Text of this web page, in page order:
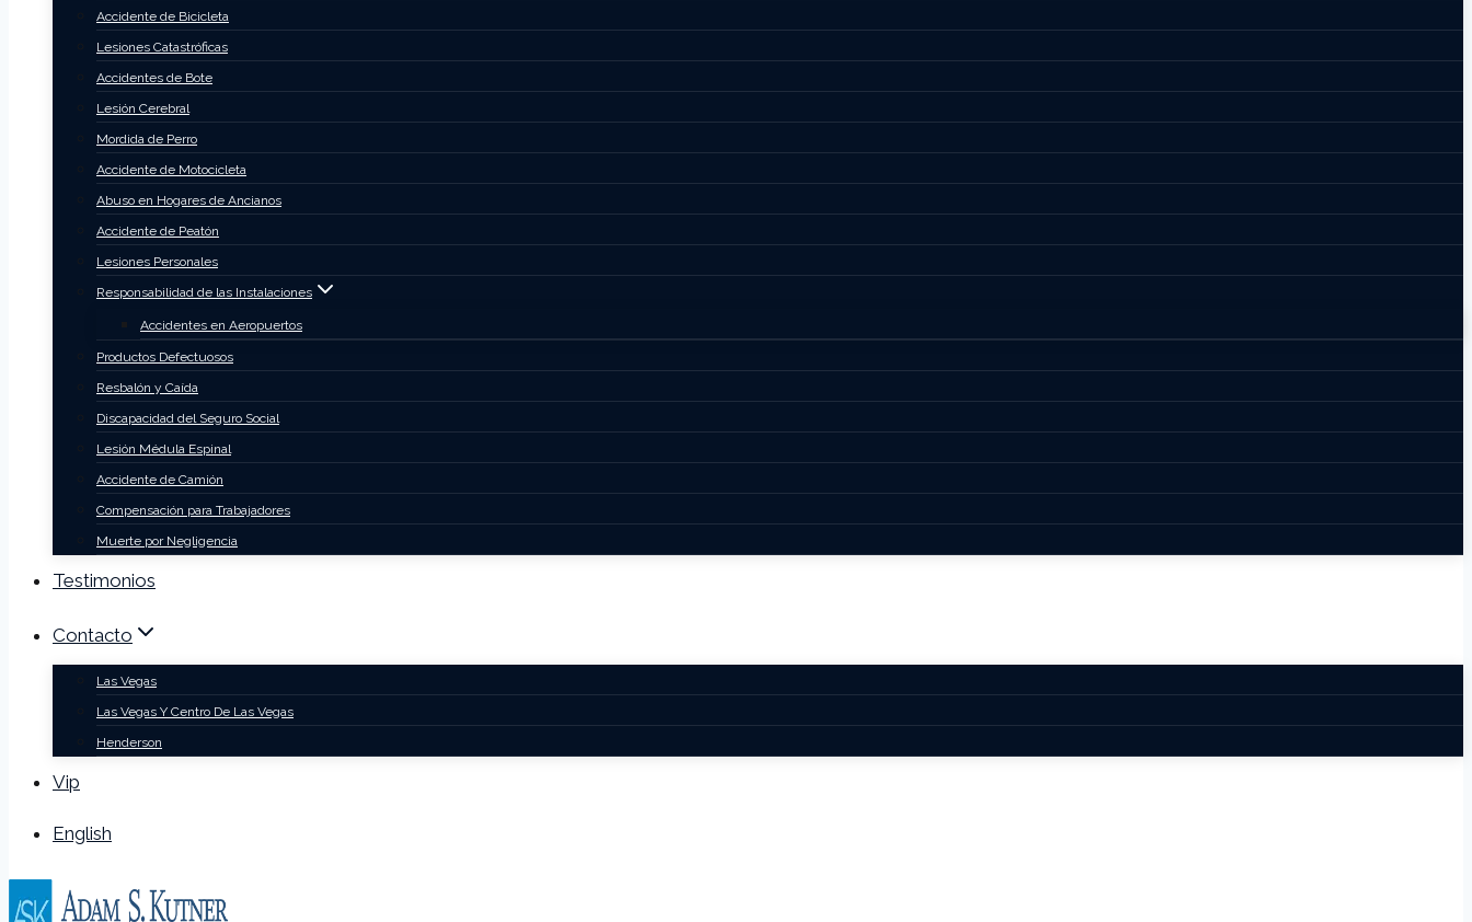
Accidente de Bicicleta
Lesiones Catastróficas
Accidentes de Bote
Lesión Cerebral
Mordida de Perro
Accidente de Motocicleta
Abuso en Hogares de Ancianos
Accidente de Peatón
Lesiones Personales
Responsabilidad de las Instalaciones
Accidentes en Aeropuertos
Productos Defectuosos
Resbalón y Caída
Discapacidad del Seguro Social
Lesión Médula Espinal
Accidente de Camión
Compensación para Trabajadores
Muerte por Negligencia
Testimonios
Contacto
Las Vegas
Las Vegas Y Centro De Las Vegas
Henderson
Vip
English